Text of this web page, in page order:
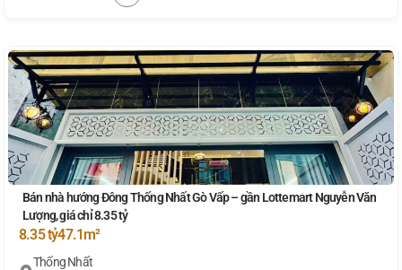
Bán nhà hướng Đông Thống Nhất Gò Vấp – gần Lottemart Nguyễn Văn
Lượng, giá chỉ 8.35 tỷ
8.35 tỷ47.1m²
Thống Nhất